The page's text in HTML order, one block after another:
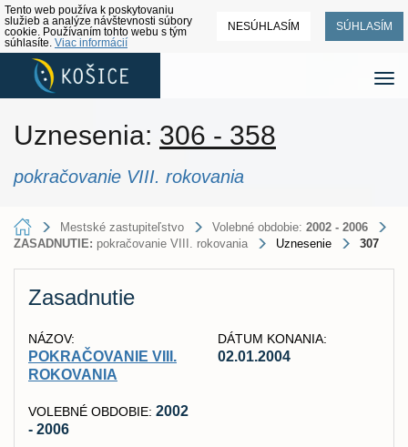
Tento web používa k poskytovaniu
služieb a analýze návštevnosti súbory
cookie. Používaním tohto webu s tým
súhlasíte. Viac informácií
NESÚHLASÍM SÚHLASÍM
Uznesenia: 306 - 358
pokračovanie VIII. rokovania
Mestské zastupiteľstvo Volebné obdobie: 2002 - 2006
ZASADNUTIE: pokračovanie VIII. rokovania Uznesenie 307
Zasadnutie
NÁZOV:
POKRAČOVANIE VIII.
ROKOVANIA
VOLEBNÉ OBDOBIE: 2002
- 2006
DÁTUM KONANIA:
02.01.2004